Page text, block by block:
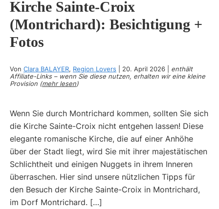
Kirche Sainte-Croix
(Montrichard): Besichtigung +
Fotos
Von Clara BALAYER, Region Lovers 20. April 2026
enthält
Affiliate-Links – wenn Sie diese nutzen, erhalten wir eine kleine
Provision (mehr lesen)
Wenn Sie durch Montrichard kommen, sollten Sie sich
die Kirche Sainte-Croix nicht entgehen lassen! Diese
elegante romanische Kirche, die auf einer Anhöhe
über der Stadt liegt, wird Sie mit ihrer majestätischen
Schlichtheit und einigen Nuggets in ihrem Inneren
überraschen. Hier sind unsere nützlichen Tipps für
den Besuch der Kirche Sainte-Croix in Montrichard,
im Dorf Montrichard. […]